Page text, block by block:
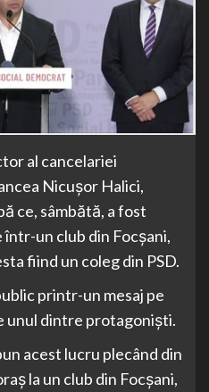
al cancelariei
Nicuşor Halici,
ce, sâmbătă, a fost
un club din Focşani,
fiind un coleg din PSD.
printr-un mesaj pe
unul dintre protagonişti.
acest lucru plecând din
la un club din Focşani,